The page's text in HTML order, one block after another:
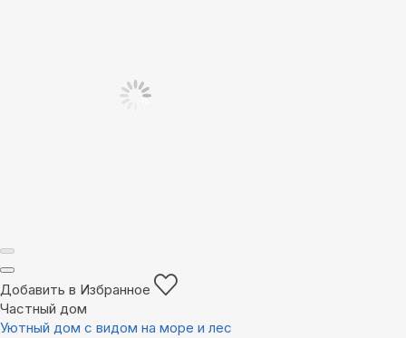
Добавить в Избранное
Частный дом
Уютный дом с видом на море и лес